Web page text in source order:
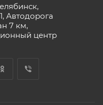
Автодорога
7 км,
центр